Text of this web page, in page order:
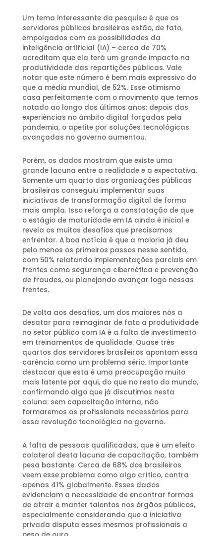
Um tema interessante da pesquisa é que os
servidores públicos brasileiros estão, de fato,
empolgados com as possibilidades da
inteligência artificial (IA) – cerca de 70%
acreditam que ela terá um grande impacto na
produtividade das repartições públicas. Vale
notar que este número é bem mais expressivo do
que a média mundial, de 52%. Esse otimismo
casa perfeitamente com o movimento que temos
notado ao longo dos últimos anos: depois das
experiências no âmbito digital forçadas pela
pandemia, o apetite por soluções tecnológicas
avançadas no governo aumentou.
Porém, os dados mostram que existe uma
grande lacuna entre a realidade e a expectativa.
Somente um quarto das organizações públicas
brasileiras conseguiu implementar suas
iniciativas de transformação digital de forma
mais ampla. Isso reforça a constatação de que
o estágio de maturidade em IA ainda é inicial e
revela os muitos desafios que precisamos
enfrentar. A boa notícia é que a maioria já deu
pelo menos os primeiros passos nesse sentido,
com 50% relatando implementações parciais em
frentes como segurança cibernética e prevenção
de fraudes, ou planejando avançar logo nessas
frentes.
De volta aos desafios, um dos maiores nós a
desatar para reimaginar de fato a produtividade
no setor público com IA é a falta de investimento
em treinamentos de qualidade. Quase três
quartos dos servidores brasileiros apontam essa
carência como um problema sério. Importante
destacar que esta é uma preocupação muito
mais latente por aqui, do que no resto do mundo,
confirmando algo que já discutimos nesta
coluna: sem capacitação interna, não
formaremos os profissionais necessários para
essa revolução tecnológica no governo.
A falta de pessoas qualificadas, que é um efeito
colateral desta lacuna de capacitação, também
pesa bastante. Cerca de 68% dos brasileiros
veem esse problema como algo crítico, contra
apenas 41% globalmente. Esses dados
evidenciam a necessidade de encontrar formas
de atrair e manter talentos nos órgãos públicos,
especialmente considerando que a iniciativa
privada disputa esses mesmos profissionais a